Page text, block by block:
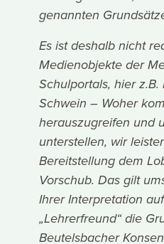
genannten
Es ist deshalb nicht
Medienobjekte der
Schulportals, hier
Schwein – Woher
herauszugreifen und
unterstellen, wir
Bereitstellung dem
Vorschub. Das gilt
Ihrer Interpretation
„Lehrerfreund“ die
Beutelsbacher